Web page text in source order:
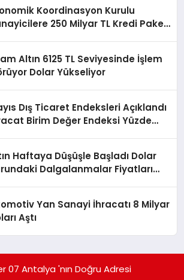
Koordinasyon Kurulu
250 Milyar TL Kredi Paketi
Altın 6125 TL Seviyesinde İşlem
Dolar Yükseliyor
Dış Ticaret Endeksleri Açıklandı
Birim Değer Endeksi Yüzde
Haftaya Düşüşle Başladı Dolar
Dalgalanmalar Fiyatları
Yan Sanayi İhracatı 8 Milyar
Aştı
07 Antalya 'nın Doğru Adresi